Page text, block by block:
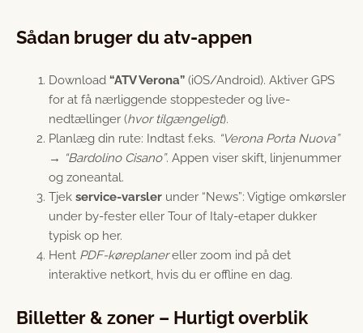
Sådan bruger du atv-appen
Download “ATV Verona” (iOS/Android). Aktiver GPS
for at få nærliggende stoppesteder og live-
nedtællinger (hvor tilgængeligt).
Planlæg din rute: Indtast f.eks. “Verona Porta Nuova”
→ “Bardolino Cisano”. Appen viser skift, linjenummer
og zoneantal.
Tjek service-varsler under “News”: Vigtige omkørsler
under by-fester eller Tour of Italy-etaper dukker
typisk op her.
Hent PDF-køreplanereller zoom ind på det
interaktive netkort, hvis du er offline en dag.
Billetter & zoner – Hurtigt overblik